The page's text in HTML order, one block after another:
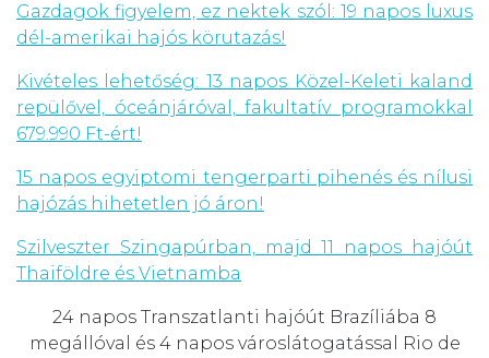
Gazdagok figyelem, ez nektek szól: 19 napos luxus
dél-amerikai hajós körutazás!
Kivételes lehetőség: 13 napos Közel-Keleti kaland
repülővel, óceánjáróval, fakultatív programokkal
679.990 Ft-ért!
15 napos egyiptomi tengerparti pihenés és nílusi
hajózás hihetetlen jó áron!
Szilveszter Szingapúrban, majd 11 napos hajóút
Thaiföldre és Vietnamba
24 napos Transzatlanti hajóút Brazíliába 8
megállóval és 4 napos városlátogatással Rio de